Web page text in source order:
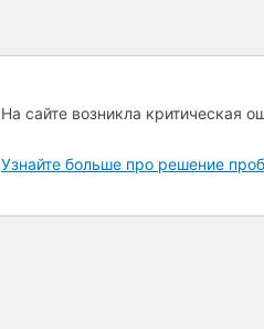
На сайте возникла критическая
Узнайте больше про решение